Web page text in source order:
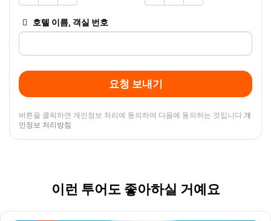
호텔 이름, 객실 번호
요청 보내기
버튼을 클릭하면 개인정보 처리에 동의하며 다음에 동의하는 것입니다 개
인정보 처리방침
이런 투어도 좋아하실 거예요